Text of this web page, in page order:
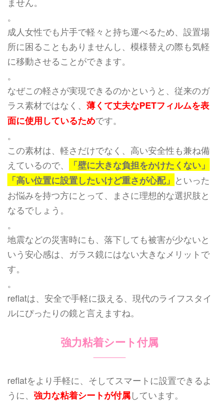
。
成人女性でも片手で軽々と持ち運べるため、設置場
所に困ることもありませんし、模様替えの際も気軽
に移動させることができます。
。
なぜこの軽さが実現できるのかというと、従来のガ
ラス素材ではなく、 薄くて丈夫なPETフィルムを表
面に使用しているためです。
。
この素材は、軽さだけでなく、高い安全性も兼ね備
えているので、
「壁に大きな負担をかけたくない」
「高い位置に設置したいけど重さが心配」 といった
お悩みを持つ方にとって、まさに理想的な選択肢と
なるでしょう。
。
地震などの災害時にも、落下しても被害が少ないと
いう安心感は、ガラス鏡にはない大きなメリットで
す。
。
reflatは、安全で手軽に扱える、現代のライフスタイ
ルにぴったりの鏡と言えますね。
強力粘着シート付属
reflatをより手軽に、そしてスマートに設置できるよ
うに、 強力な粘着シートが付属しています。